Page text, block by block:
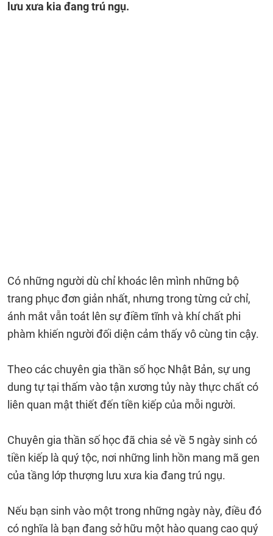
lưu xưa kia đang trú ngụ.
Có những người dù chỉ khoác lên mình những bộ
trang phục đơn giản nhất, nhưng trong từng cử chỉ,
ánh mắt vẫn toát lên sự điềm tĩnh và khí chất phi
phàm khiến người đối diện cảm thấy vô cùng tin cậy.
Theo các chuyên gia thần số học Nhật Bản, sự ung
dung tự tại thấm vào tận xương tủy này thực chất có
liên quan mật thiết đến tiền kiếp của mỗi người.
Chuyên gia thần số học đã chia sẻ về 5 ngày sinh có
tiền kiếp là quý tộc, nơi những linh hồn mang mã gen
của tầng lớp thượng lưu xưa kia đang trú ngụ.
Nếu bạn sinh vào một trong những ngày này, điều đó
có nghĩa là bạn đang sở hữu một hào quang cao quý